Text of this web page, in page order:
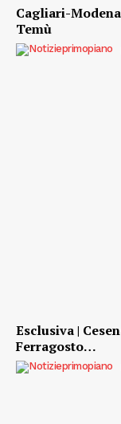
Cagliari-
Temù
Esclusiva |
Ferragosto…